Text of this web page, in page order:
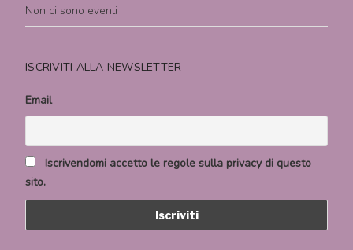
Non ci sono eventi
ISCRIVITI ALLA NEWSLETTER
Email
Iscrivendomi accetto le regole sulla privacy di questo
sito.